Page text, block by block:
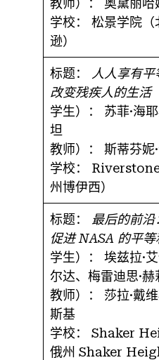
学校：
松景学院（
逊）
标题：
人人享有
改变残疾人的生活
学生）：
苏菲·海
坦
教师）：
斯蒂芬妮
学校：
州博伊西）
标题：
最后的前
促进 NASA 的平等
学生）：
埃兹拉·
尔达、梅雷迪思·赫
教师）：
莎拉·戴
斯基
学校：
Shaker
俄州 Shaker